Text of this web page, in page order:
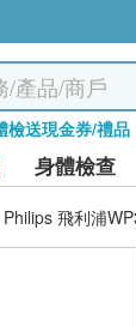
檢送現金券/禮品
身體檢查
Philips 飛利浦